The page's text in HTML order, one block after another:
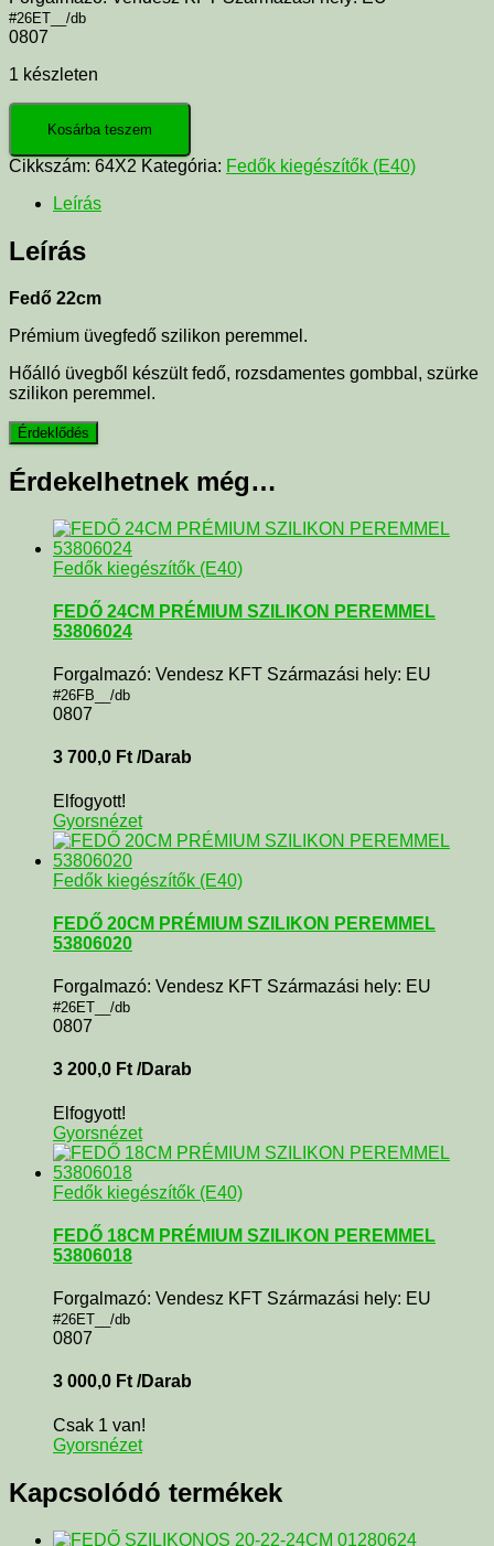
#26ET__/db
0807
1 készleten
Kosárba teszem
Cikkszám: 64X2 Kategória: Fedők kiegészítők (E40)
Leírás
Leírás
Fedő 22cm
Prémium üvegfedő szilikon peremmel.
Hőálló üvegből készült fedő, rozsdamentes gombbal, szürke
szilikon peremmel.
Érdekelhetnek még…
Fedők kiegészítők (E40)
FEDŐ 24CM PRÉMIUM SZILIKON PEREMMEL
53806024
Forgalmazó: Vendesz KFT Származási hely: EU
#26FB__/db
0807
3 700,0 Ft /Darab
Elfogyott!
Gyorsnézet
Fedők kiegészítők (E40)
FEDŐ 20CM PRÉMIUM SZILIKON PEREMMEL
53806020
Forgalmazó: Vendesz KFT Származási hely: EU
#26ET__/db
0807
3 200,0 Ft /Darab
Elfogyott!
Gyorsnézet
Fedők kiegészítők (E40)
FEDŐ 18CM PRÉMIUM SZILIKON PEREMMEL
53806018
Forgalmazó: Vendesz KFT Származási hely: EU
#26ET__/db
0807
3 000,0 Ft /Darab
Csak 1 van!
Gyorsnézet
Kapcsolódó termékek